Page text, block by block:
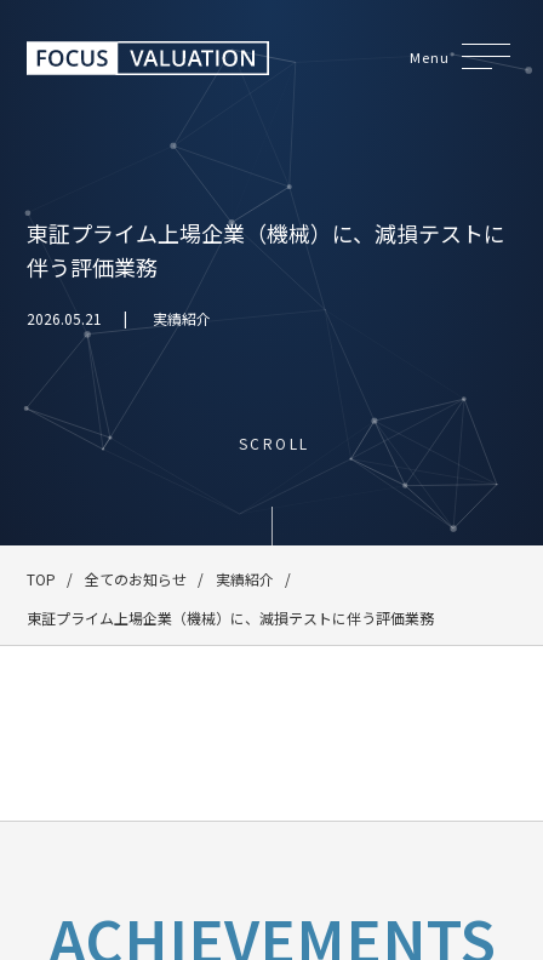
Menu
東証プライム上場企業（機械）に、減損テストに
伴う評価業務
2026.05.21 実績紹介
SCROLL
TOP 全てのお知らせ
実績紹介
東証プライム上場企業（機械）に、減損テストに伴う評価業務
ACHIEVEMENTS